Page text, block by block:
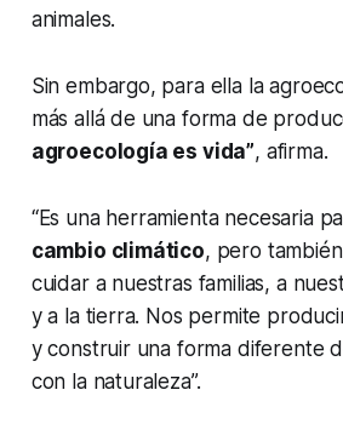
animales.
Sin embargo, para ella la
más allá de una forma de
agroecología es vida”, afirma.
“Es una herramienta necesaria
cambio climático, pero
cuidar a nuestras familias, a
y a la tierra. Nos permite
y construir una forma diferente
con la naturaleza”.